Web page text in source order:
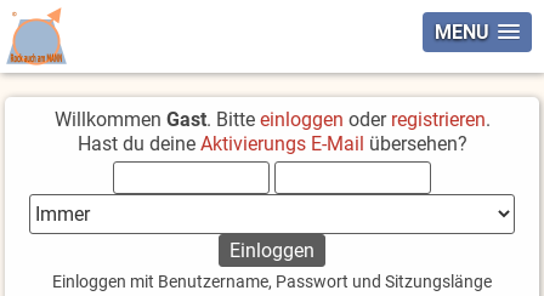
MENU
Willkommen Gast. Bitte einloggen oder registrieren.
Hast du deine Aktivierungs E-Mail übersehen?
Einloggen mit Benutzername, Passwort und Sitzungslänge